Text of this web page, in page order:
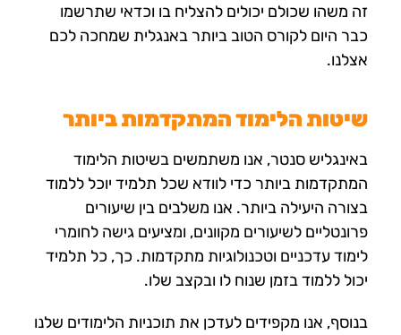
זה משהו שכולם יכולים להצליח בו וכדאי שתרשמו
כבר היום לקורס הטוב ביותר באנגלית שמחכה לכם
אצלנו.
שיטות הלימוד המתקדמות ביותר
באינגליש סנטר, אנו משתמשים בשיטות הלימוד
המתקדמות ביותר כדי לוודא שכל תלמיד יוכל ללמוד
בצורה היעילה ביותר. אנו משלבים בין שיעורים
פרונטליים לשיעורים מקוונים, ומציעים גישה לחומרי
לימוד עדכניים וטכנולוגיות מתקדמות. כך, כל תלמיד
יכול ללמוד בזמן שנוח לו ובקצב שלו.
בנוסף, אנו מקפידים לעדכן את תוכניות הלימודים שלנו